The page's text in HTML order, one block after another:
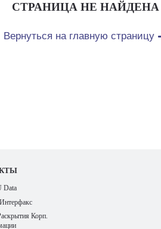
СТРАНИЦА НЕ НАЙДЕНА
Вернуться на главную страницу
Data
Корп.